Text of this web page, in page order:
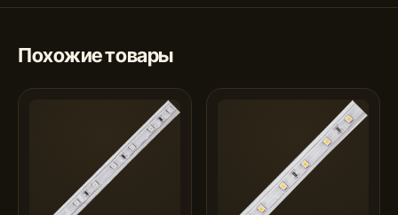
Похожие товары